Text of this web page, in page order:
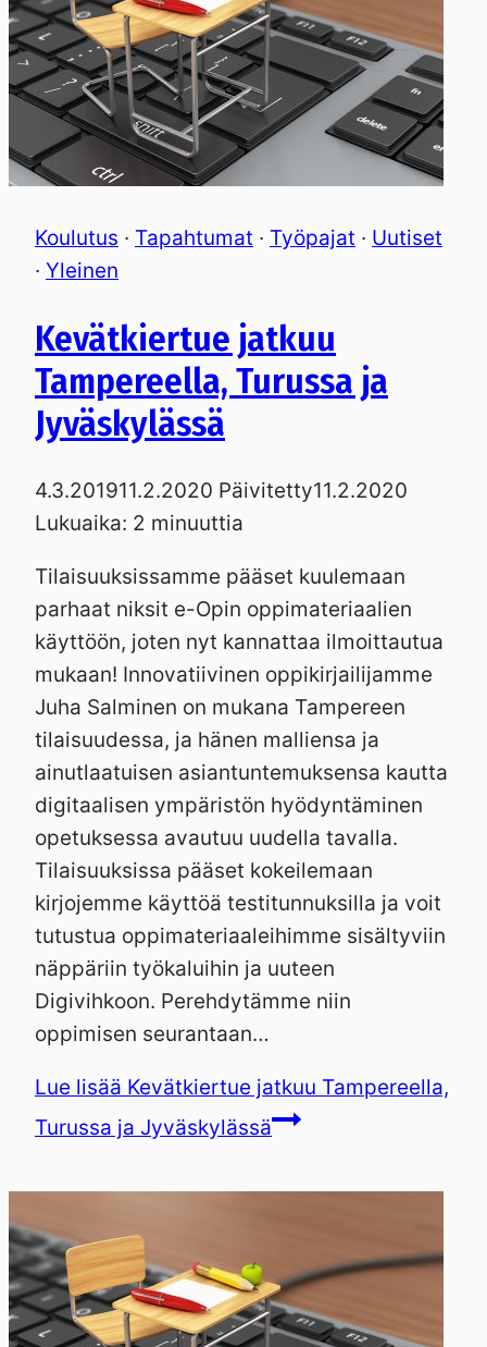
Koulutus · Tapahtumat · Työpajat · Uutiset
· Yleinen
Kevätkiertue jatkuu
Tampereella, Turussa ja
Jyväskylässä
4.3.201911.2.2020 Päivitetty11.2.2020
Lukuaika: 2 minuuttia
Tilaisuuksissamme pääset kuulemaan
parhaat niksit e-Opin oppimateriaalien
käyttöön, joten nyt kannattaa ilmoittautua
mukaan! Innovatiivinen oppikirjailijamme
Juha Salminen on mukana Tampereen
tilaisuudessa, ja hänen malliensa ja
ainutlaatuisen asiantuntemuksensa kautta
digitaalisen ympäristön hyödyntäminen
opetuksessa avautuu uudella tavalla.
Tilaisuuksissa pääset kokeilemaan
kirjojemme käyttöä testitunnuksilla ja voit
tutustua oppimateriaaleihimme sisältyviin
näppäriin työkaluihin ja uuteen
Digivihkoon. Perehdytämme niin
oppimisen seurantaan…
Lue lisää Kevätkiertue jatkuu Tampereella,
Turussa ja Jyväskylässä